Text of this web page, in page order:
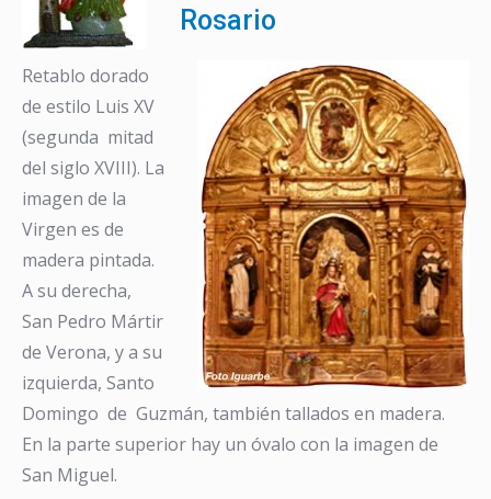
Rosario
Retablo dorado
de estilo Luis XV
(segunda mitad
del siglo XVIII). La
imagen de la
Virgen es de
madera pintada.
A su derecha,
San Pedro Mártir
de Verona, y a su
izquierda, Santo
Domingo de Guzmán, también tallados en madera.
En la parte superior hay un óvalo con la imagen de
San Miguel.